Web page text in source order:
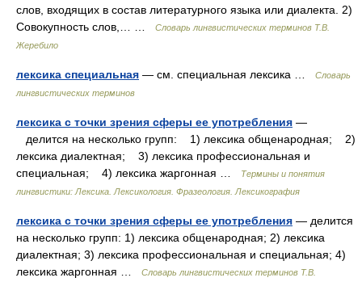
слов, входящих в состав литературного языка или диалекта. 2)
Совокупность слов,… …
Словарь лингвистических терминов Т.В.
Жеребило
лексика специальная — см. специальная лексика …
Словарь
лингвистических терминов
лексика с точки зрения сферы ее употребления —
делится на несколько групп: 1) лексика общенародная; 2)
лексика диалектная; 3) лексика профессиональная и
специальная; 4) лексика жаргонная …
Термины и понятия
лингвистики: Лексика. Лексикология. Фразеология. Лексикография
лексика с точки зрения сферы ее употребления — делится
на несколько групп: 1) лексика общенародная; 2) лексика
диалектная; 3) лексика профессиональная и специальная; 4)
лексика жаргонная …
Словарь лингвистических терминов Т.В.